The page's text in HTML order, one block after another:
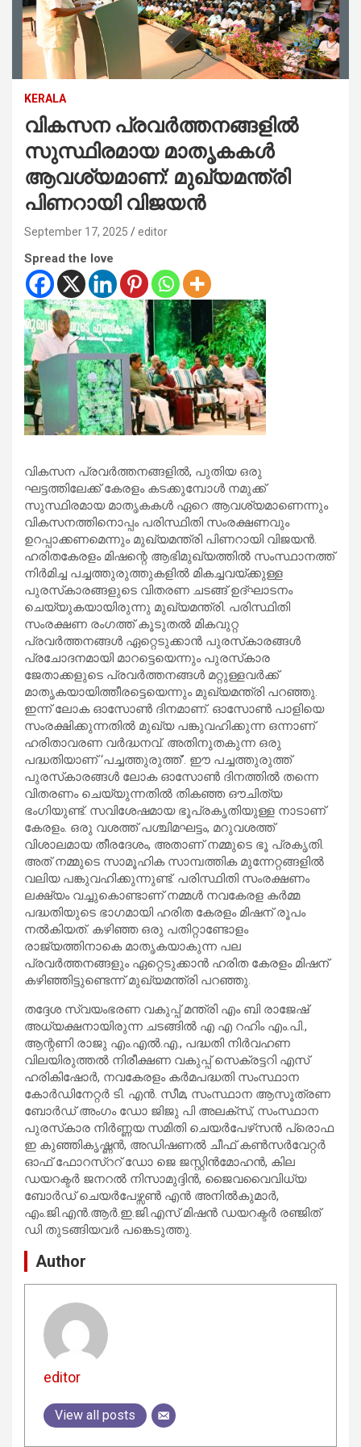
KERALA
വികസന പ്രവർത്തനങ്ങളിൽ
സുസ്ഥിരമായ മാതൃകകൾ
ആവശ്യമാണ്: മുഖ്യമന്ത്രി
പിണറായി വിജയൻ
September 17, 2025 editor
Spread the love
വികസന പ്രവർത്തനങ്ങളിൽ, പുതിയ ഒരു
ഘട്ടത്തിലേക്ക് കേരളം കടക്കുമ്പോൾ നമുക്ക്
സുസ്ഥിരമായ മാതൃകകൾ ഏറെ ആവശ്യമാണെന്നും
വികസനത്തിനൊപ്പം പരിസ്ഥിതി സംരക്ഷണവും
ഉറപ്പാക്കണമെന്നും മുഖ്യമന്ത്രി പിണറായി വിജയൻ.
ഹരിതകേരളം മിഷന്റെ ആഭിമുഖ്യത്തിൽ സംസ്ഥാനത്ത്
നിർമിച്ച പച്ചത്തുരുത്തുകളിൽ മികച്ചവയ്ക്കുള്ള
പുരസ്‌കാരങ്ങളുടെ വിതരണ ചടങ്ങ് ഉദ്ഘാടനം
ചെയ്യുകയായിരുന്നു മുഖ്യമന്ത്രി. പരിസ്ഥിതി
സംരക്ഷണ രംഗത്ത് കൂടുതൽ മികവുറ്റ
പ്രവർത്തനങ്ങൾ ഏറ്റെടുക്കാൻ പുരസ്‌കാരങ്ങൾ
പ്രചോദനമായി മാറട്ടെയെന്നും പുരസ്‌കാര
ജേതാക്കളുടെ പ്രവർത്തനങ്ങൾ മറ്റുള്ളവർക്ക്
മാതൃകയായിത്തീരട്ടെയെന്നും മുഖ്യമന്ത്രി പറഞ്ഞു.
ഇന്ന് ലോക ഓസോൺ ദിനമാണ്. ഓസോൺ പാളിയെ
സംരക്ഷിക്കുന്നതിൽ മുഖ്യ പങ്കുവഹിക്കുന്ന ഒന്നാണ്
ഹരിതാവരണ വർദ്ധനവ്. അതിനുതകുന്ന ഒരു
പദ്ധതിയാണ് ‘പച്ചത്തുരുത്ത്’. ഈ പച്ചത്തുരുത്ത്
പുരസ്‌കാരങ്ങൾ ലോക ഓസോൺ ദിനത്തിൽ തന്നെ
വിതരണം ചെയ്യുന്നതിൽ തികഞ്ഞ ഔചിത്യ
ഭംഗിയുണ്ട്. സവിശേഷമായ ഭൂപ്രകൃതിയുള്ള നാടാണ്
കേരളം. ഒരു വശത്ത് പശ്ചിമഘട്ടം, മറുവശത്ത്
വിശാലമായ തീരദേശം, അതാണ് നമ്മുടെ ഭൂ പ്രകൃതി.
അത് നമ്മുടെ സാമൂഹിക സാമ്പത്തിക മുന്നേറ്റങ്ങളിൽ
വലിയ പങ്കുവഹിക്കുന്നുണ്ട്. പരിസ്ഥിതി സംരക്ഷണം
ലക്ഷ്യം വച്ചുകൊണ്ടാണ് നമ്മൾ നവകേരള കർമ്മ
പദ്ധതിയുടെ ഭാഗമായി ഹരിത കേരളം മിഷന് രൂപം
നൽകിയത്. കഴിഞ്ഞ ഒരു പതിറ്റാണ്ടോളം
രാജ്യത്തിനാകെ മാതൃകയാകുന്ന പല
പ്രവർത്തനങ്ങളും ഏറ്റെടുക്കാൻ ഹരിത കേരളം മിഷന്
കഴിഞ്ഞിട്ടുണ്ടെന്ന് മുഖ്യമന്ത്രി പറഞ്ഞു.
തദ്ദേശ സ്വയംഭരണ വകുപ്പ് മന്ത്രി എം ബി രാജേഷ്
അധ്യക്ഷനായിരുന്ന ചടങ്ങിൽ എ എ റഹിം എം.പി.,
ആന്റണി രാജു എം.എൽ.എ., പദ്ധതി നിർവഹണ
വിലയിരുത്തൽ നിരീക്ഷണ വകുപ്പ് സെക്രട്ടറി എസ്
ഹരികിഷോർ, നവകേരളം കർമപദ്ധതി സംസ്ഥാന
കോർഡിനേറ്റർ ടി. എൻ. സീമ, സംസ്ഥാന ആസൂത്രണ
ബോർഡ് അംഗം ഡോ ജിജു പി അലക്‌സ്, സംസ്ഥാന
പുരസ്‌കാര നിർണ്ണയ സമിതി ചെയർപേഴ്‌സൻ പ്രൊഫ
ഇ കുഞ്ഞികൃഷ്ണൻ, അഡിഷണൽ ചീഫ് കൺസർവേറ്റർ
ഓഫ് ഫോറസ്‌ററ് ഡോ ജെ ജസ്റ്റിൻമോഹൻ, കില
ഡയറക്ടർ ജനറൽ നിസാമുദ്ദിൻ, ജൈവവൈവിധ്യ
ബോർഡ് ചെയർപേഴ്സൺ എൻ അനിൽകുമാർ,
എം.ജി.എൻ.ആർ.ഇ.ജി.എസ് മിഷൻ ഡയറക്ടർ രഞ്ജിത്
ഡി തുടങ്ങിയവർ പങ്കെടുത്തു.
Author
editor
View all posts